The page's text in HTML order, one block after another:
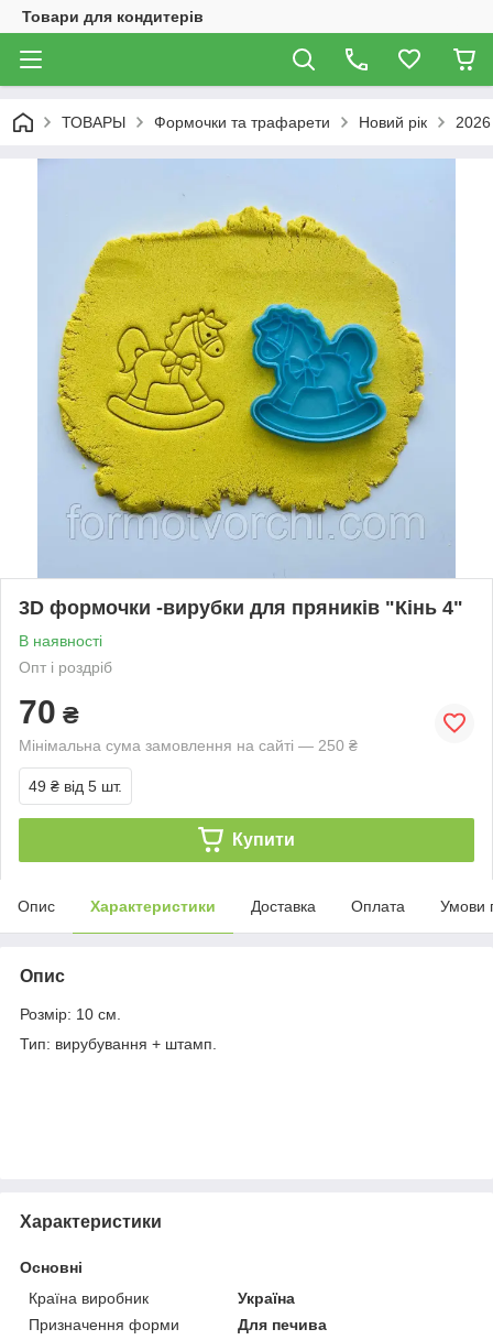
Товари для кондитерів
ТОВАРЫ Формочки та трафарети Новий рік
3D формочки -вирубки для пряників "Кінь 4"
В наявності
Опт і роздріб
70 ₴
Мінімальна сума замовлення на сайті — 250 ₴
49 ₴ від 5 шт.
Купити
Опис Характеристики Доставка Оплата Умови
Опис
Розмір: 10 см.
Тип: вирубування + штамп.
Характеристики
Основні
Країна виробник
Україна
Призначення форми
Для печива